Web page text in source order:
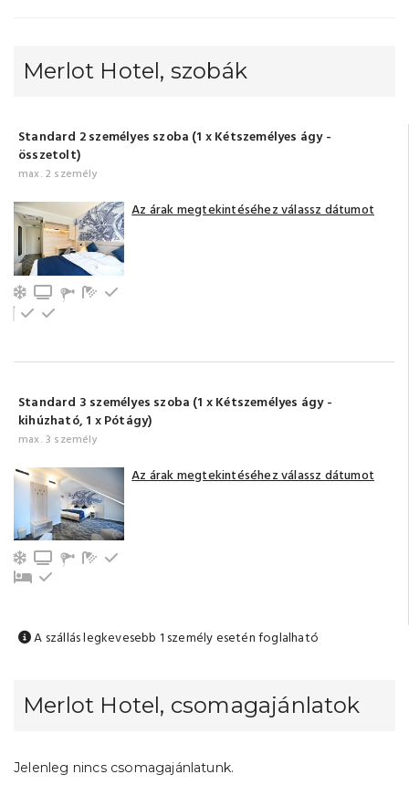
Merlot Hotel, szobák
Standard 2 személyes szoba (1 x Kétszemélyes ágy -
összetolt)
max. 2 személy
Légkondicionálás
TV Fürdőszoba tusolóval (saját)
Emeleti
Az árak megtekintéséhez válassz dátumot
Standard 3 személyes szoba (1 x Kétszemélyes ágy -
kihúzható, 1 x Pótágy)
max. 3 személy
Légkondicionálás
TV Fürdőszoba tusolóval (saját)
Pótágy
Az árak megtekintéséhez válassz dátumot
A szállás legkevesebb 1 személy esetén foglalható
Merlot Hotel, csomagajánlatok
Jelenleg nincs csomagajánlatunk.